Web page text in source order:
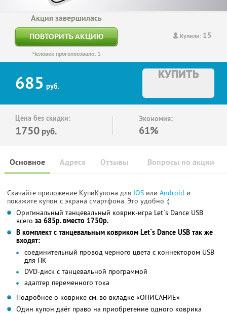
Купили: 15
Акция завершилась
ПОВТОРИТЬ АКЦИЮ
Человек проголосовало: 1
685 руб.
КУПИТЬ
Цена без скидки:
1750 руб.
Экономия:
61%
Основное Отзывы Вопросы по акции
Адреса
Скачайте приложение КупиКупона для IOS или Android и
покажите купон с экрана смартфона. Это удобно :)
Оригинальный танцевальный коврик-игра Let`s Dance USB
всего за 685р. вместо 1750р.
В комплект с танцевальным ковриком Let`s Dance USB так же
входят:
соединительный провод черного цвета с коннектором USB
для ПК
DVD-диск c танцевальной программой
адаптер переменного тока
Подробнее о коврике см. во вкладке «ОПИСАНИЕ»
Один купон даёт право на приобретение одного коврика